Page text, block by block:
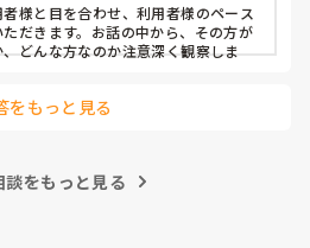
様と目を合わせ、利用者様のペース
だきます。お話の中から、その方が
どんな方なのか注意深く観察しま
をもっと見る
談をもっと見る